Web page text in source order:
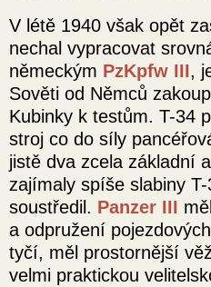
V létě 1940 však opět
nechal vypracovat
německým PzKpfw III,
Sověti od Němců
Kubinky k testům. T-34
stroj co do síly
jistě dva zcela základní
zajímaly spíše slabiny
soustředil. Panzer III
a odpružení
tyčí, měl prostornější
velmi praktickou